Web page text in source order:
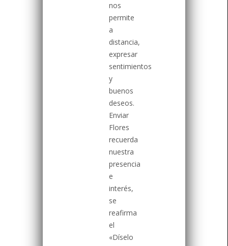
nos
permite
a
distancia,
expresar
sentimientos
y
buenos
deseos.
Enviar
Flores
recuerda
nuestra
presencia
e
interés,
se
reafirma
el
«Díselo